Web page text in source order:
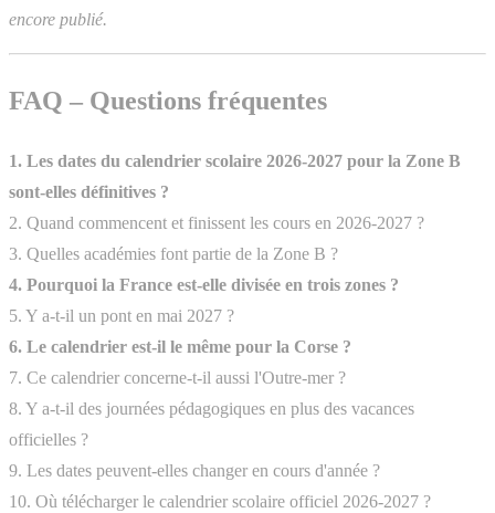
encore publié.
FAQ – Questions fréquentes
1. Les dates du calendrier scolaire 2026-2027 pour la Zone B
sont-elles définitives ?
2. Quand commencent et finissent les cours en 2026-2027 ?
3. Quelles académies font partie de la Zone B ?
4. Pourquoi la France est-elle divisée en trois zones ?
5. Y a-t-il un pont en mai 2027 ?
6. Le calendrier est-il le même pour la Corse ?
7. Ce calendrier concerne-t-il aussi l'Outre-mer ?
8. Y a-t-il des journées pédagogiques en plus des vacances
officielles ?
9. Les dates peuvent-elles changer en cours d'année ?
10. Où télécharger le calendrier scolaire officiel 2026-2027 ?